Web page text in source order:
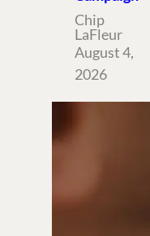
Chip
LaFleur
August 4,
2026